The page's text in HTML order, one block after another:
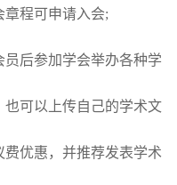
程可申请入会;
后参加学会举办各种学
可以上传自己的学术文
优惠，并推荐发表学术